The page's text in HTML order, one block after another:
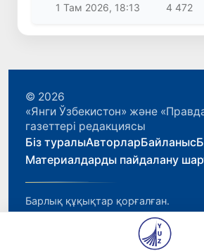
1 Там 2026, 18:13
4 472
© 2026
«Янги Ўзбекистон» және
газеттері редакциясы
Біз туралыАвторларБайланыс
Материалдарды пайдалану
Барлық құқықтар қорғалған.